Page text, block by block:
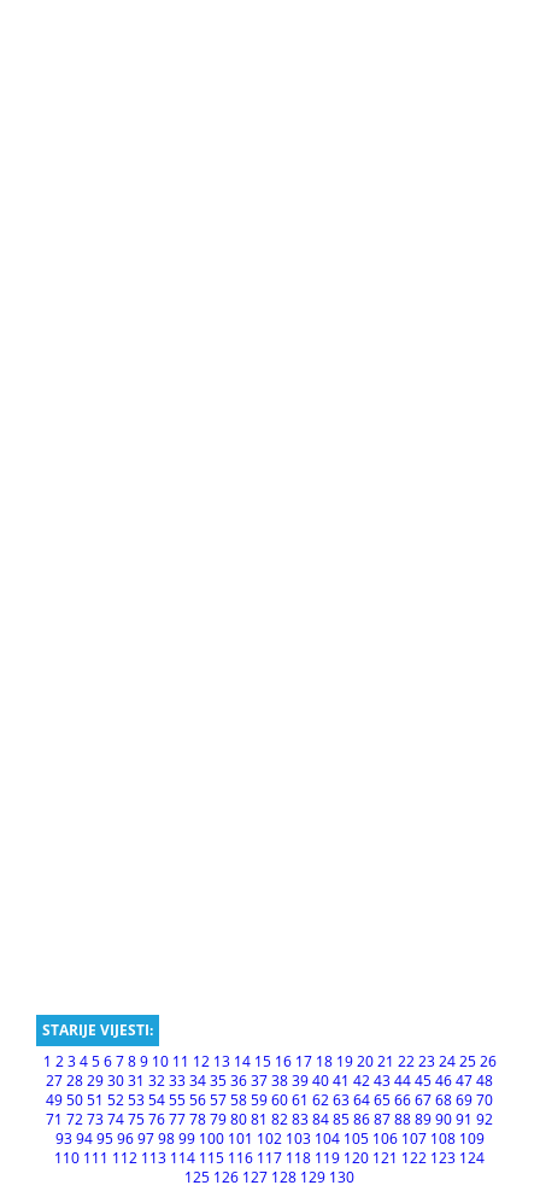
STARIJE VIJESTI:
1 23456789 10 11 12 13 14 15 16 17 18 192021 2223242526
27 28 29 30 31 32 33 34 35 36 37 38 39 40 41 42 43 44 45 46 47 48
49 50 51 52 53 54 55 56 57 58 59 60 61 62 63 64 65 66 67 68 69 70
71 72 73 74 75 76 77 78 79 80 81 82 83 84 85 86 87 88 89 90 91 92
93949596979899 100 101 102 103 104 105 106 107 108 109
110 111 112 113 114 115 116 117 118 119 120 121 122 123 124
125 126 127 128 129 130